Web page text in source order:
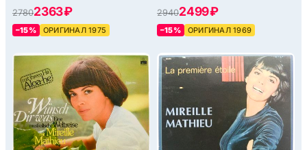
27802363 ₽
–15% ОРИГИНАЛ 1975
29402499 ₽
–15% ОРИГИНАЛ 1969